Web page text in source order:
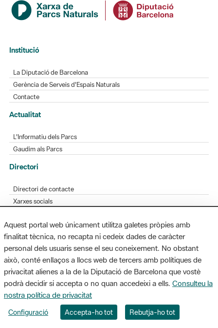
Institució
La Diputació de Barcelona
Gerència de Serveis d'Espais Naturals
Contacte
Actualitat
L'Informatiu dels Parcs
Gaudim als Parcs
Directori
Directori de contacte
Xarxes socials
Bústia de suggeriments
Opineu sobre els parcs
MAPA WEB AVÍS LEGAL ACCESSIBILITAT
Diputació de Barcelona. Edifici Llacuna, 1a planta. Badajoz, 49. 08005
Barcelona. Tel. 934 022 428 / xarxaparcs@diba.cat
Aquest portal web únicament utilitza galetes pròpies amb
finalitat tècnica, no recapta ni cedeix dades de caràcter
personal dels usuaris sense el seu coneixement. No obstant
això, conté enllaços a llocs web de tercers amb polítiques de
privacitat alienes a la de la Diputació de Barcelona que vostè
podrà decidir si accepta o no quan accedeixi a ells. Consulteu la
nostra política de privacitat
Configuració Accepta-ho tot Rebutja-ho tot